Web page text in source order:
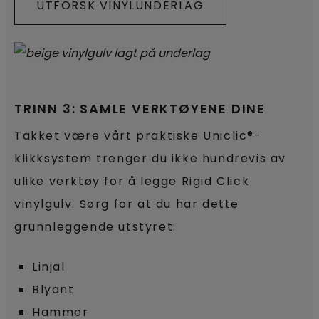
UTFORSK VINYLUNDERLAG
TRINN 3: SAMLE VERKTØYENE DINE
Takket være vårt praktiske Uniclic®-
klikksystem trenger du ikke hundrevis av
ulike verktøy for å legge Rigid Click
vinylgulv. Sørg for at du har dette
grunnleggende utstyret:
Linjal
Blyant
Hammer